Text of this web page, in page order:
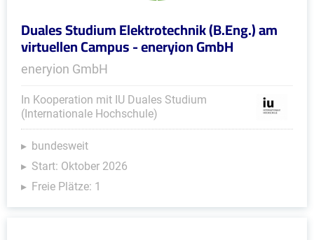
Duales Studium Elektrotechnik (B.Eng.) am
virtuellen Campus - eneryion GmbH
eneryion GmbH
In Kooperation mit IU Duales Studium
(Internationale Hochschule)
bundesweit
Start: Oktober 2026
Freie Plätze: 1